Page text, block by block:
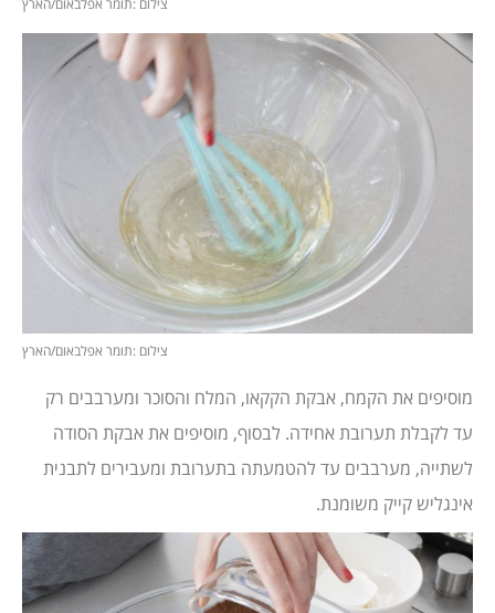
צילום :תומר אפלבאום/הארץ
מוסיפים את הקמח, אבקת הקקאו, המלח והסוכר ומערבבים רק
עד לקבלת תערובת אחידה. לבסוף, מוסיפים את אבקת הסודה
לשתייה, מערבבים עד להטמעתה בתערובת ומעבירים לתבנית
אינגליש קייק משומנת.